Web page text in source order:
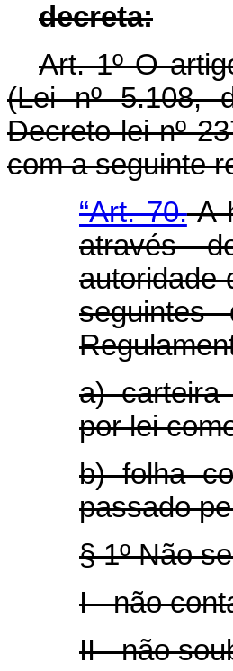
decreta:
Art. 1º O
(Lei nº 5.108,
Decreto-lei nº
com a seguinte
“Art. 70.A
através
autoridade
seguintes
a) carteira
por lei
b) folha
passado
§ 1º Não
I - não
II - não